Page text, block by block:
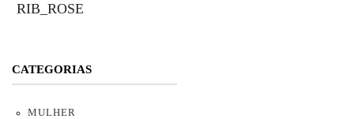
RIB_ROSE
CATEGORIAS
MULHER